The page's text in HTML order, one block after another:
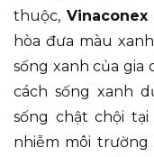
thuộc,
hòa đưa màu
sống xanh của gia
cách sống xanh
sống chật chội
nhiễm môi trường